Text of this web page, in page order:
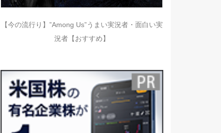
【今の流行り】”Among Us”うまい実況者・面白い実
況者【おすすめ】